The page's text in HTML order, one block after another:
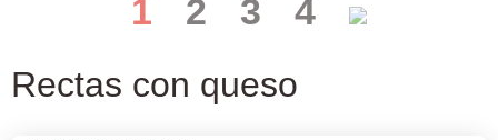
1 2 3 4
Rectas con queso